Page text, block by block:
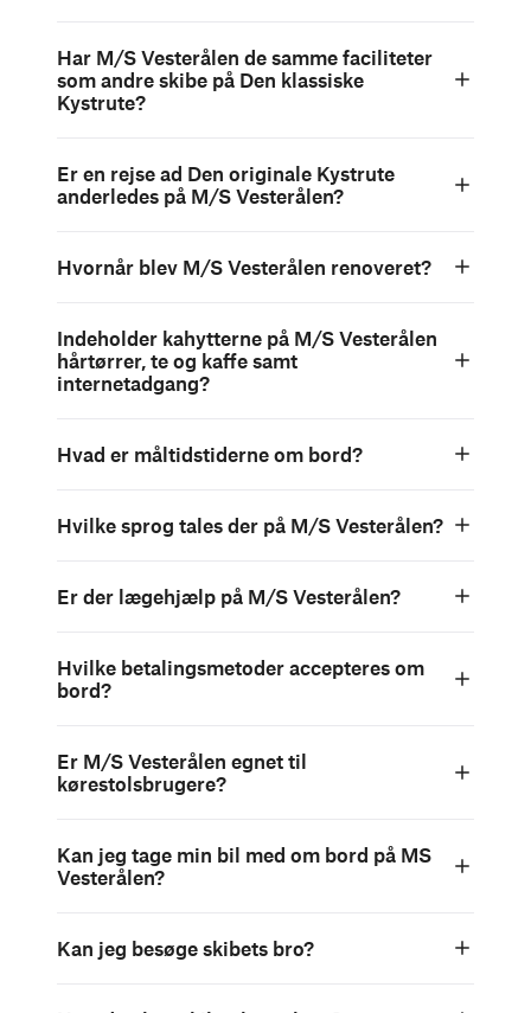
Har M/S Vesterålen de samme faciliteter
som andre skibe på Den klassiske
Kystrute?
Er en rejse ad Den originale Kystrute
anderledes på M/S Vesterålen?
Hvornår blev M/S Vesterålen renoveret?
Indeholder kahytterne på M/S Vesterålen
hårtørrer, te og kaffe samt
internetadgang?
Hvad er måltidstiderne om bord?
Hvilke sprog tales der på M/S Vesterålen?
Er der lægehjælp på M/S Vesterålen?
Hvilke betalingsmetoder accepteres om
bord?
Er M/S Vesterålen egnet til
kørestolsbrugere?
Kan jeg tage min bil med om bord på MS
Vesterålen?
Kan jeg besøge skibets bro?